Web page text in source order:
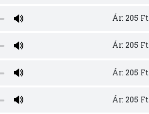
Ár: 205 Ft
Ár: 205 Ft
Ár: 205 Ft
Ár: 205 Ft